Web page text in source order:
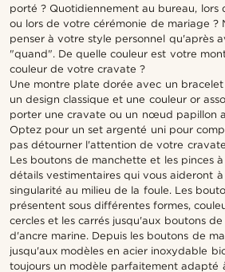
porté ? Quotidiennement au bureau, lors
ou lors de votre cérémonie de mariage ?
penser à votre style personnel qu'après
"quand". De quelle couleur est votre
couleur de votre cravate ?
Une montre plate dorée avec un
un design classique et une couleur or
porter une cravate ou un nœud papillon
Optez pour un set argenté uni pour
pas détourner l'attention de votre
Les boutons de manchette et les pinces
détails vestimentaires qui vous aideront
singularité au milieu de la foule. Les
présentent sous différentes formes,
cercles et les carrés jusqu'aux boutons
d'ancre marine. Depuis les boutons de
jusqu'aux modèles en acier inoxydable
toujours un modèle parfaitement adapté